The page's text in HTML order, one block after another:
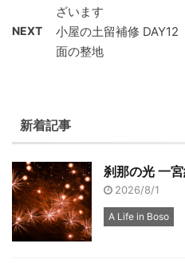
ざいます
NEXT
小屋の土留補修
面の整地
新着記事
刹那の光 一
2026/8/1
A Life in Boso